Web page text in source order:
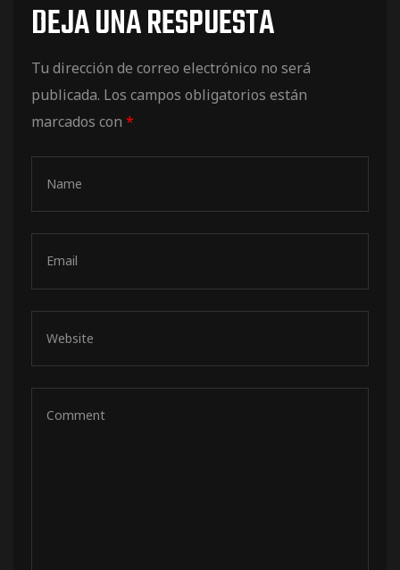
DEJA UNA RESPUESTA
Tu dirección de correo electrónico no será
publicada. Los campos obligatorios están
marcados con *
pista